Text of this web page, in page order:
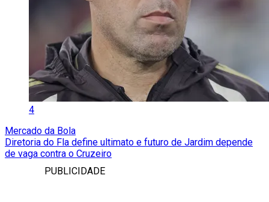
4
Mercado da Bola
Diretoria do Fla define ultimato e futuro de Jardim depende
de vaga contra o Cruzeiro
PUBLICIDADE